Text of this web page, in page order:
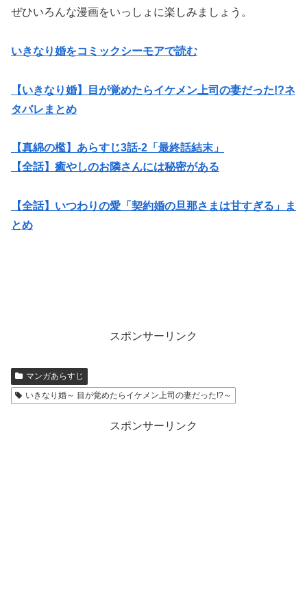
ぜひいろんな漫画をいっしょに楽しみましょう。
いきなり婚をコミックシーモアで読む
【いきなり婚】目が覚めたらイケメン上司の妻だった!?ネ
タバレまとめ
【真綿の檻】あらすじ3話-2「最終話結末」
【全話】癒やしのお隣さんには秘密がある
【全話】いつわりの愛「契約婚の旦那さまは甘すぎる」ま
とめ
スポンサーリンク
マンガあらすじ
いきなり婚～ 目が覚めたらイケメン上司の妻だった!?～
スポンサーリンク